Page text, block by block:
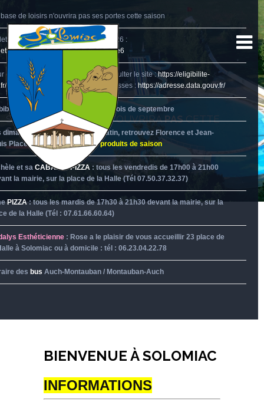
SA BASE DE LOISIRS N'OUVRIRAPASCETTE
SAISON
de loisirs n'ouvrira pas ses portes cette saison
municipal du 2ème trimestre 2026 :
page2page3page4 page5 page6
connaître l'éligibilité à la fibre, consulter le site :https://eligibilite-
cartographie/GERS- Pour les adresses : https://adresse.data.gouv.fr/
est fermée jusqu'au mois de septembre
dimanches, mardis et jeudis matin, retrouvez Florence et Jean-
Place de l'Eglise :vente de produits de saison
et sa CABAN'A PIZZA : tous les vendredis de 17h00 à 21h00
la mairie, sur la place de la Halle (Tél 07.50.37.32.37)
PIZZA: tous les mardis de 17h30 à 21h30 devant la mairie, sur la
de la Halle (Tél : 07.61.66.60.64)
Esthéticienne : Rose a le plaisir de vous accueillir 23 place de
à Solomiac ou à domicile : tél : 06.23.04.22.78
des bus Auch-Montauban / Montauban-Auch
BIENVENUE À SOLOMIAC
INFORMATIONS